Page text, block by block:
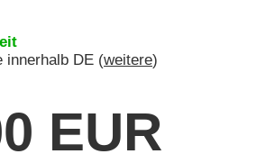
innerhalb DE (weitere)
EUR